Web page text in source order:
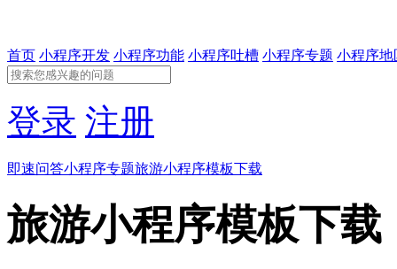
首页 小程序开发 小程序功能 小程序吐槽 小程序专题 小程序地
登录 注册
即速问答小程序专题旅游小程序模板下载
旅游小程序模板下载